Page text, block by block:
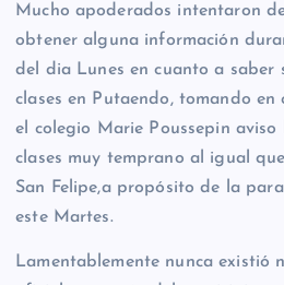
Mucho apoderados intentaron
obtener alguna información
del dia Lunes en cuanto a saber
clases en Putaendo, tomando
el colegio Marie Poussepin aviso
clases muy temprano al igual
San Felipe,a propósito de la
este Martes.
Lamentablemente nunca existió